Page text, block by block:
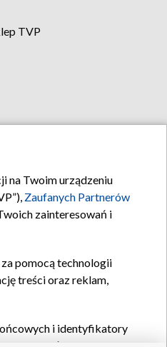
TVP
na Twoim urządzeniu
Zaufanych Partnerów
zainteresowań i
pomocą technologii
treści oraz reklam,
i identyfikatory